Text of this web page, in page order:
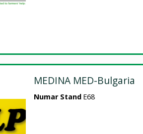
MEDINA MED-Bulgaria
Numar Stand E68